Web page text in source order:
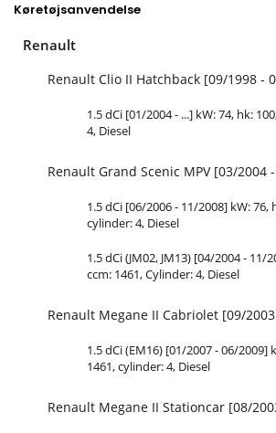
Køretøjsanvendelse
Renault
Renault Clio II Hatchback [09/1998 -
1.5 dCi [01/2004 - ...] kW: 74, hk:
4, Diesel
Renault Grand Scenic MPV [03/2004
1.5 dCi [06/2006 - 11/2008] kW: 76,
cylinder: 4, Diesel
1.5 dCi (JM02, JM13) [04/2004 - 11/
ccm: 1461, Cylinder: 4, Diesel
Renault Megane II Cabriolet [09/
1.5 dCi (EM16) [01/2007 - 06/2009]
1461, cylinder: 4, Diesel
Renault Megane II Stationcar [08/